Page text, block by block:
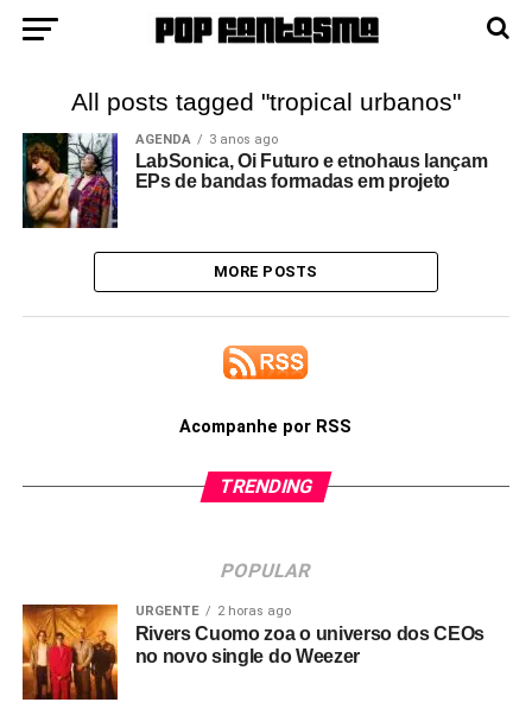
All posts tagged "tropical urbanos"
AGENDA 3 anos ago
LabSonica, Oi Futuro e etnohaus lançam
EPs de bandas formadas em projeto
MORE POSTS
Acompanhe por RSS
TRENDING
POPULAR
URGENTE 2 horas ago
Rivers Cuomo zoa o universo dos CEOs
no novo single do Weezer